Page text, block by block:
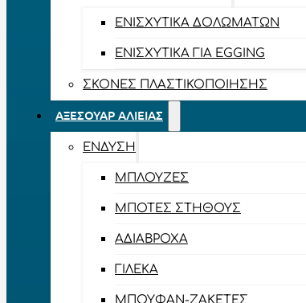
ΕΝΙΣΧΥΤΙΚΆ ΔΟΛΩΜΆΤΩΝ
ΕΝΙΣΧΥΤΙΚΆ ΓΙΑ EGGING
ΣΚΌΝΕΣ ΠΛΑΣΤΙΚΟΠΟΊΗΣΗΣ
ΑΞΕΣΟΥΆΡ ΑΛΙΕΊΑΣ
ΈΝΔΥΣΗ
ΜΠΛΟΎΖΕΣ
ΜΠΌΤΕΣ ΣΤΉΘΟΥΣ
ΑΔΙΆΒΡΟΧΑ
ΓΙΛΈΚΑ
ΜΠΟΥΦΆΝ-ΖΑΚΈΤΕΣ